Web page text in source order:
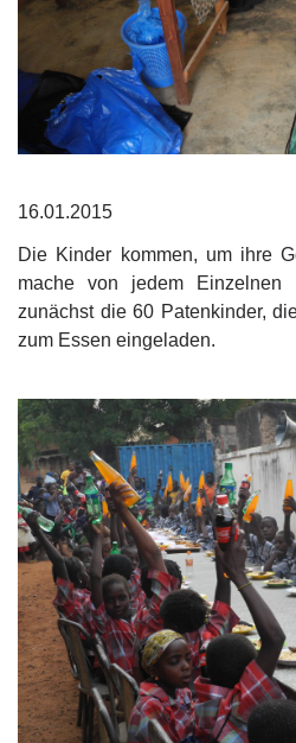
16.01.2015
Die Kinder kommen, um ihre
mache von jedem
zunächst die 60 Patenkinder,
zum Essen eingeladen.